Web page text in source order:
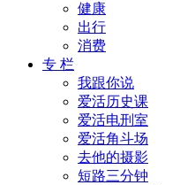
健康
出行
消费
专 栏
我跟你说
爱活历史课
爱活电刑室
爱活角斗场
去他的摄影
短路三分钟